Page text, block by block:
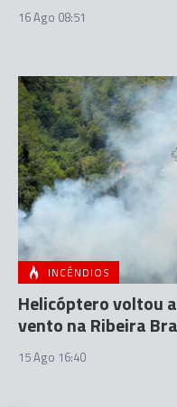
16 Ago 08:51
INCÊNDIOS
Helicóptero voltou
vento na Ribeira
15 Ago 16:40